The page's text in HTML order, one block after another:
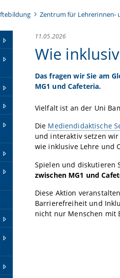
Zentrum für Lehrerinnen-
11.05.2026
Wie
Das fragen wir Sie am
MG1 und Cafeteria.
Vielfalt ist an der Uni
Die Mediendidaktische
und interaktiv setzen
wie inklusive Lehre und
Spielen und diskutieren
zwischen MG1 und
Diese Aktion
Barrierefreiheit und
nicht nur Menschen mit